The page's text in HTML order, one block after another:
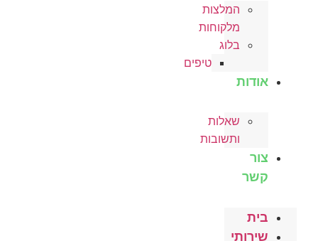
המלצות
מלקוחות
בלוג
טיפים
אודות
שאלות
ותשובות
צור
קשר
בית
שירותי